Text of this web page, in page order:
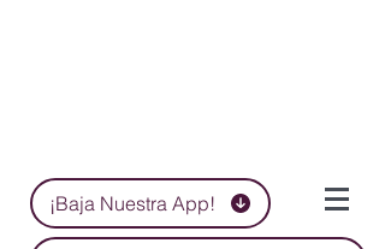
¡Baja Nuestra App!